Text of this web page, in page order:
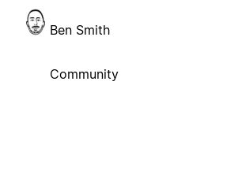
Ben Smith
Community